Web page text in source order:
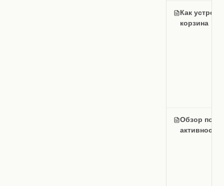
Как
корзина
Обзор
активности